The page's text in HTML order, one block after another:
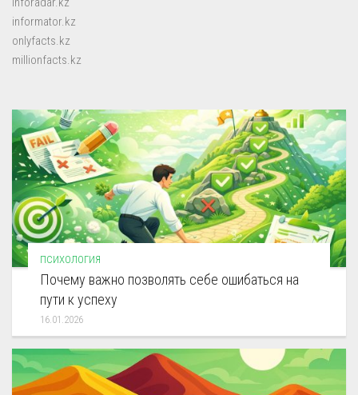
informator.kz
onlyfacts.kz
millionfacts.kz
ПСИХОЛОГИЯ
Почему важно позволять себе ошибаться на
пути к успеху
16.01.2026